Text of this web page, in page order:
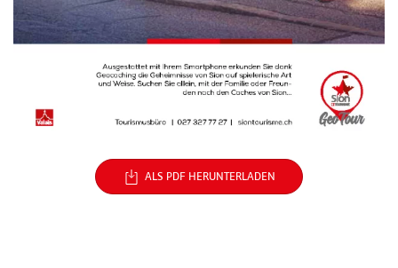
ALS PDF HERUNTERLADEN